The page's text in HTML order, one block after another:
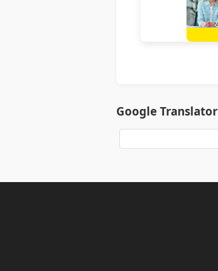
Google Translator